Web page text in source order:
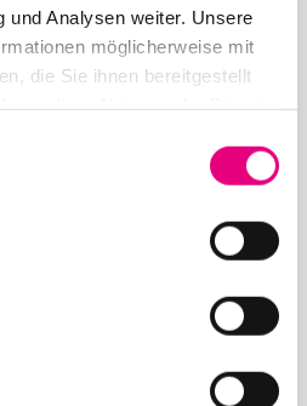
und Analysen weiter. Unsere
möglicherweise mit
die Sie ihnen bereitgestellt